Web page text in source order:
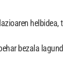
helbidea,
bezala